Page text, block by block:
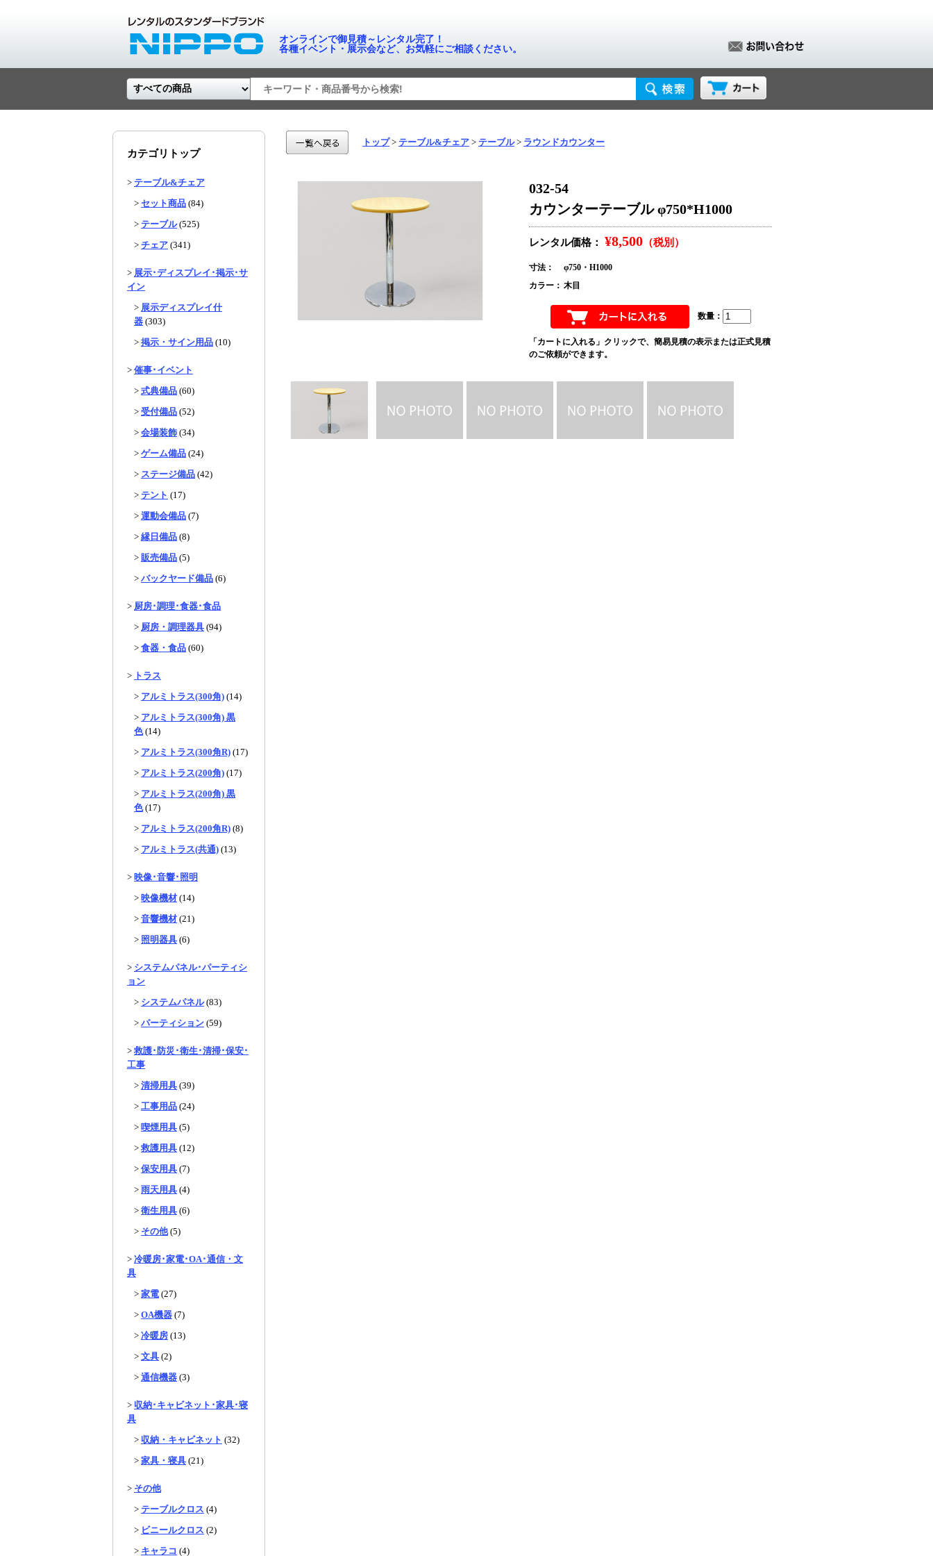
オンラインで御見積～レンタル完了！
各種イベント・展示会など、お気軽にご相談ください。
カテゴリトップ
> テーブル&チェア
> セット商品 (84)
> テーブル(525)
> チェア (341)
> 展示･ディスプレイ･掲示･サ
イン
> 展示ディスプレイ什
器 (303)
> 掲示・サイン用品 (10)
> 催事･イベント
> 式典備品 (60)
> 受付備品 (52)
> 会場装飾 (34)
> ゲーム備品 (24)
> ステージ備品 (42)
> テント (17)
> 運動会備品 (7)
> 縁日備品 (8)
> 販売備品 (5)
> バックヤード備品 (6)
> 厨房･調理･食器･食品
> 厨房・調理器具 (94)
> 食器・食品 (60)
> トラス
> アルミトラス(300角) (14)
> アルミトラス(300角) 黒
色(14)
> アルミトラス(300角R) (17)
> アルミトラス(200角) (17)
> アルミトラス(200角) 黒
色(17)
> アルミトラス(200角R) (8)
> アルミトラス(共通) (13)
> 映像･音響･照明
> 映像機材 (14)
> 音響機材 (21)
> 照明器具 (6)
> システムパネル･パーティシ
ョン
> システムパネル(83)
> パーティション (59)
> 救護･防災･衛生･清掃･保安･
工事
> 清掃用具 (39)
> 工事用品 (24)
> 喫煙用具 (5)
> 救護用具 (12)
> 保安用具 (7)
> 雨天用具 (4)
> 衛生用具 (6)
> その他(5)
> 冷暖房･家電･OA･通信・文
具
> 家電 (27)
> OA機器 (7)
> 冷暖房 (13)
> 文具 (2)
> 通信機器 (3)
> 収納･キャビネット･家具･寝
具
> 収納・キャビネット (32)
> 家具・寝具 (21)
> その他
> テーブルクロス (4)
> ビニールクロス (2)
> キャラコ (4)
トップ テーブル&チェア テーブル ラウンドカウンター
032-54
カウンターテーブル φ750*H1000
レンタル価格： ¥8,500 （税別）
寸法：
φ750・H1000
カラー： 木目
数量：
「カートに入れる」クリックで、簡易見積の表示または正式見積
のご依頼ができます。